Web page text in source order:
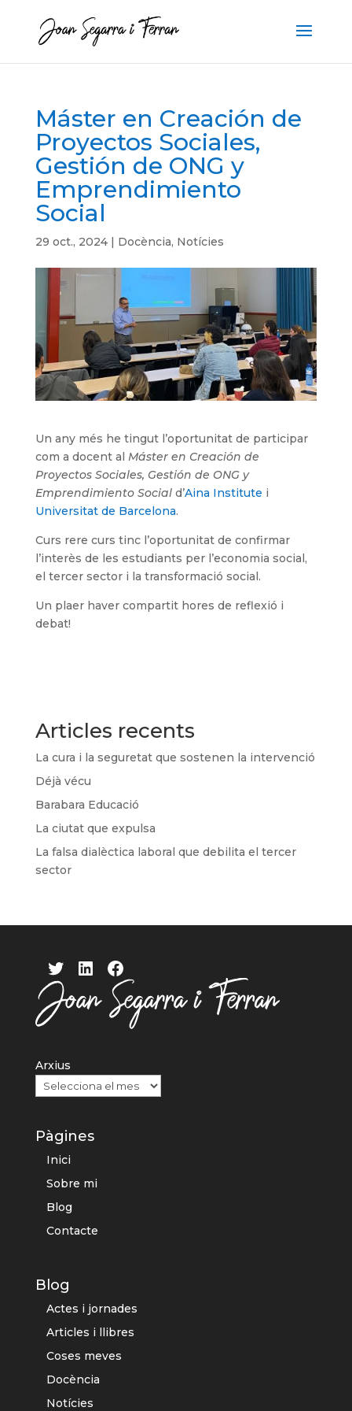
Máster en Creación de
Proyectos Sociales,
Gestión de ONG y
Emprendimiento
Social
29 oct., 2024| Docència, Notícies
Un any més he tingut l’oportunitat de participar
com a docent al Máster en Creación de
Proyectos Sociales, Gestión de ONG y
Emprendimiento Sociald’Aina Institute i
Universitat de Barcelona.
Curs rere curs tinc l’oportunitat de confirmar
l’interès de les estudiants per l’economia social,
el tercer sector i la transformació social.
Un plaer haver compartit hores de reflexió i
debat!
Articles recents
La cura i la seguretat que sostenen la intervenció
Déjà vécu
Barabara Educació
La ciutat que expulsa
La falsa dialèctica laboral que debilita el tercer
sector
Twitter LinkedIn Facebook
Arxius
Pàgines
Inici
Sobre mi
Blog
Contacte
Blog
Actes i jornades
Articles i llibres
Coses meves
Docència
Notícies